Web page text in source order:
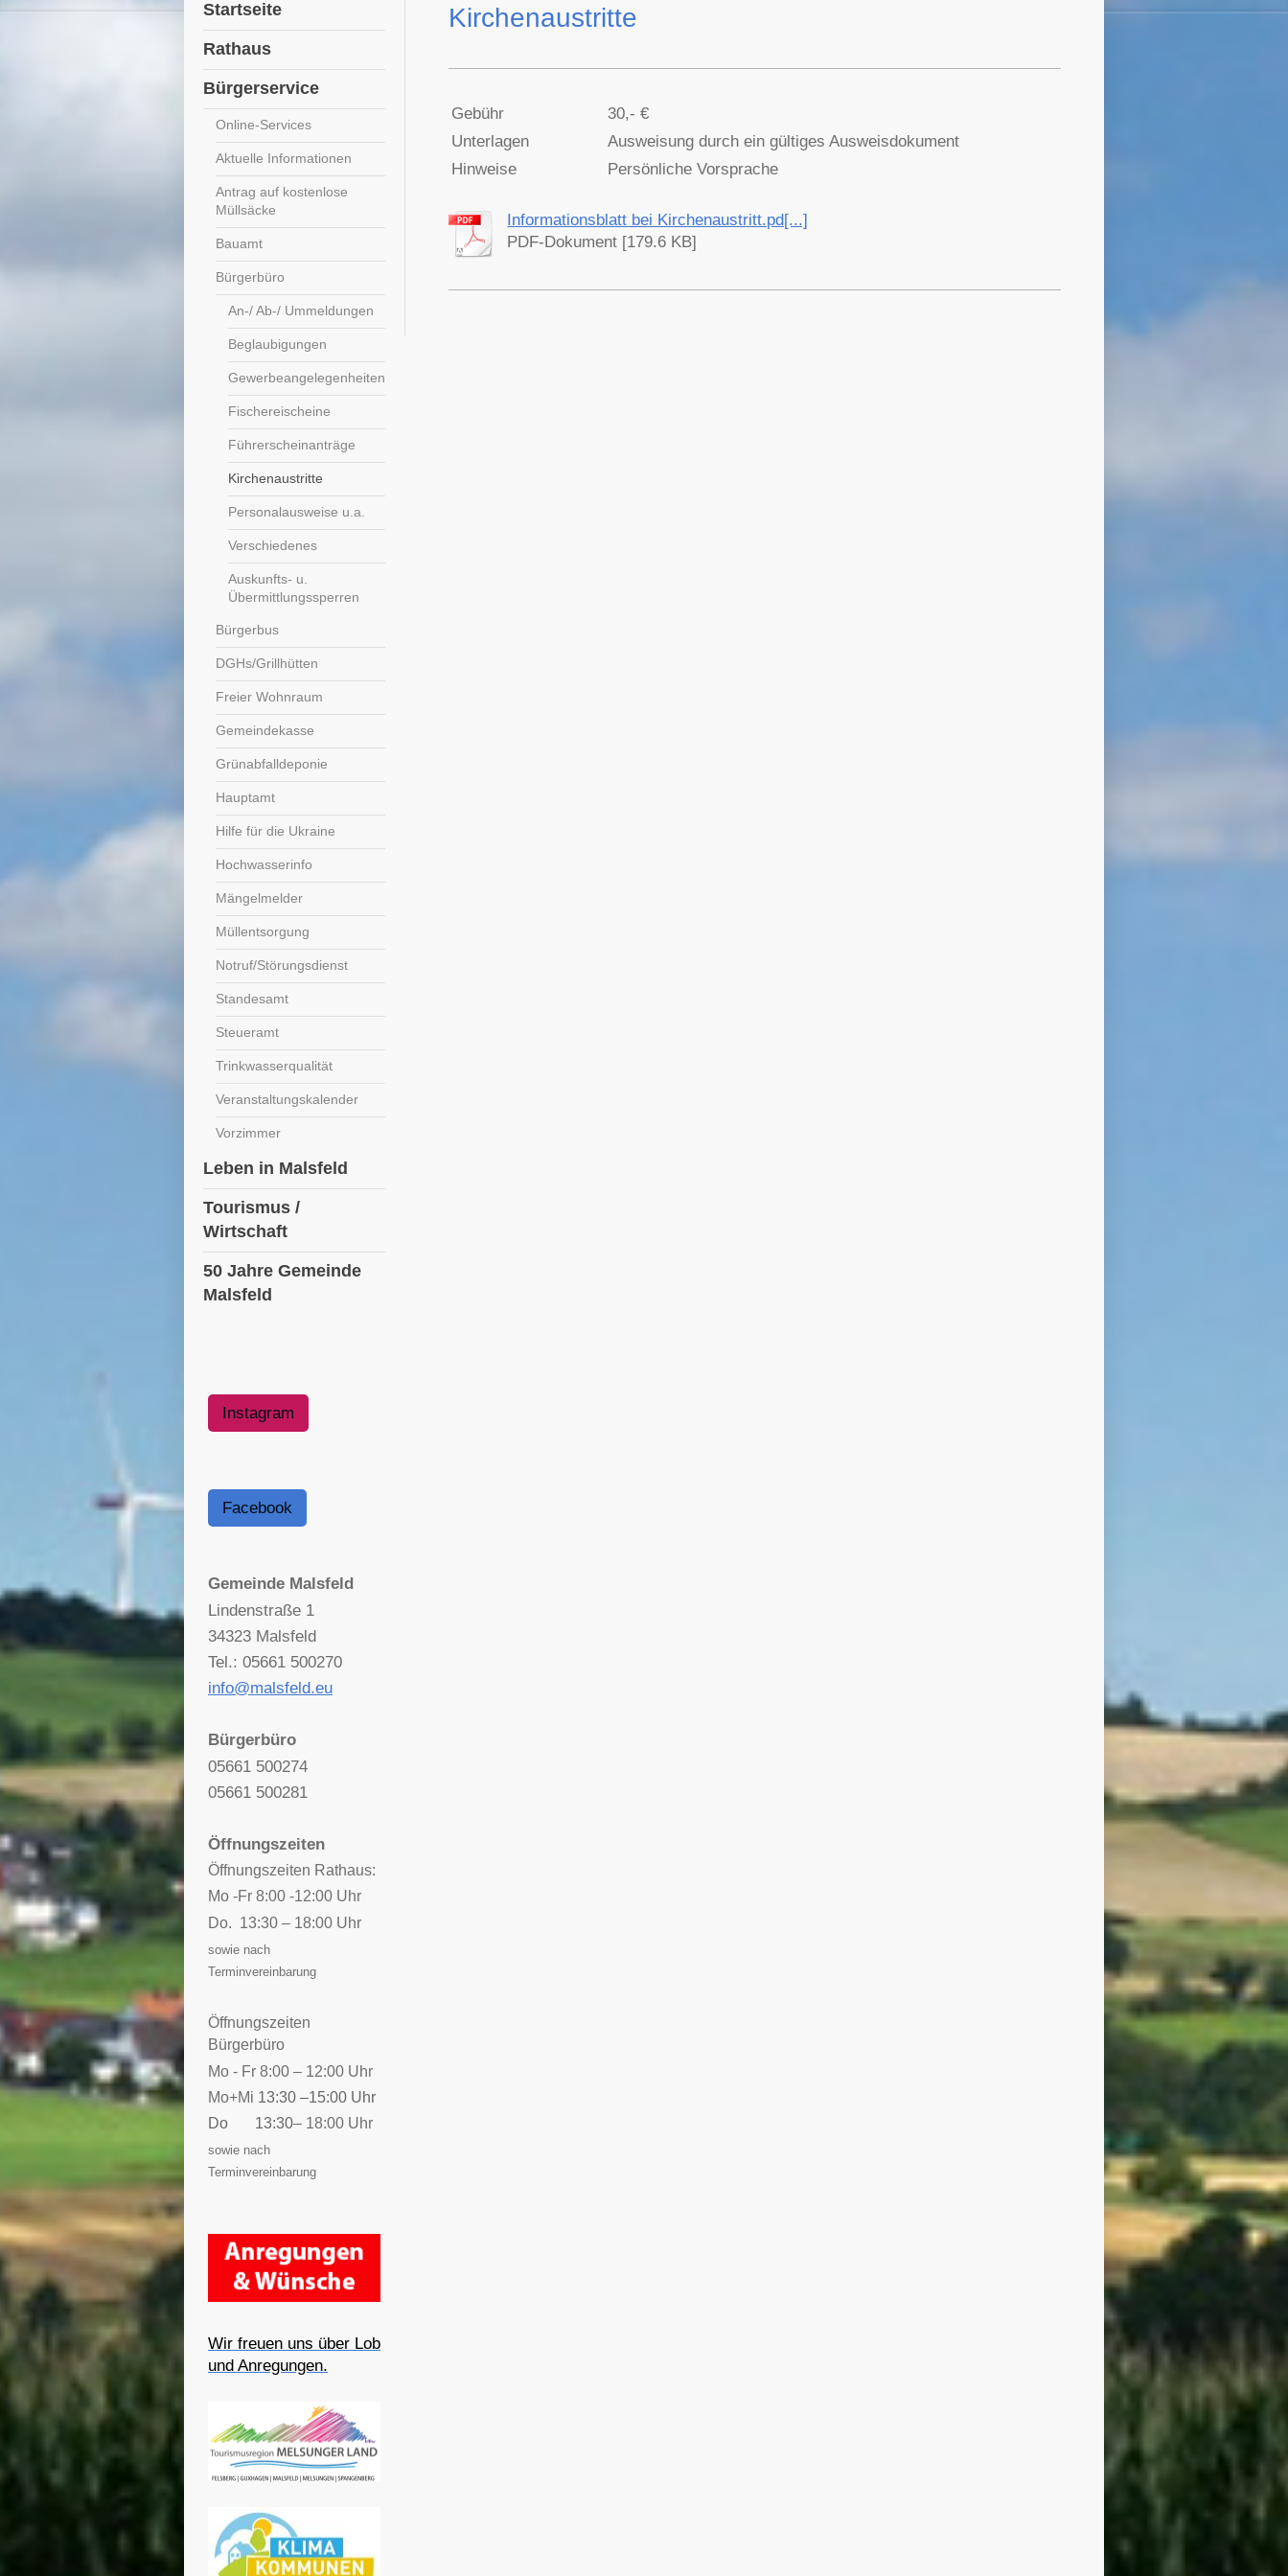
Startseite
Rathaus
Bürgerservice
Online-Services
Aktuelle Informationen
Antrag auf kostenlose
Müllsäcke
Bauamt
Bürgerbüro
An-/ Ab-/ Ummeldungen
Beglaubigungen
Gewerbeangelegenheiten
Fischereischeine
Führerscheinanträge
Kirchenaustritte
Personalausweise u.a.
Verschiedenes
Auskunfts- u.
Übermittlungssperren
Bürgerbus
DGHs/Grillhütten
Freier Wohnraum
Gemeindekasse
Grünabfalldeponie
Hauptamt
Hilfe für die Ukraine
Hochwasserinfo
Mängelmelder
Müllentsorgung
Notruf/Störungsdienst
Standesamt
Steueramt
Trinkwasserqualität
Veranstaltungskalender
Vorzimmer
Leben in Malsfeld
Tourismus /
Wirtschaft
50 Jahre Gemeinde
Malsfeld
Kirchenaustritte
Gebühr
30,- €
Unterlagen
Ausweisung durch ein gültiges Ausweisdokument
Hinweise
Persönliche Vorsprache
Informationsblatt bei Kirchenaustritt.pd[...]
PDF-Dokument [179.6 KB]
Instagram
Facebook
Gemeinde Malsfeld
Lindenstraße 1
34323 Malsfeld
Tel.: 05661 500270
info@malsfeld.eu
Bürgerbüro
05661 500274
05661 500281
Öffnungszeiten
Öffnungszeiten Rathaus:
Mo -Fr 8:00 -12:00 Uhr
Do. 13:30 – 18:00 Uhr
sowie nach
Terminvereinbarung
Öffnungszeiten
Bürgerbüro
Mo - Fr 8:00 – 12:00 Uhr
Mo+Mi 13:30 –15:00 Uhr
Do 13:30– 18:00 Uhr
sowie nach
Terminvereinbarung
Wir freuen uns über Lob
und Anregungen.